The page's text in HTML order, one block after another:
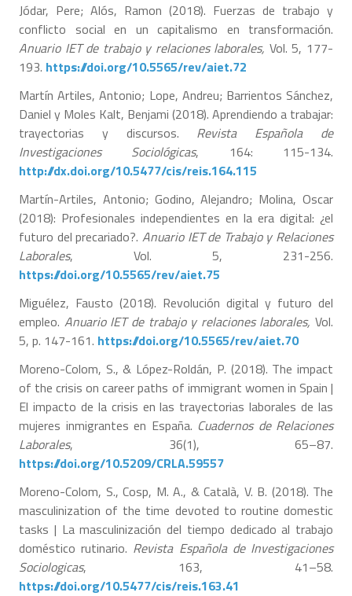
Jódar, Pere; Alós, Ramon (2018). Fuerzas de trabajo y
conflicto social en un capitalismo en transformación.
Anuario IET de trabajo y relaciones laborales, Vol. 5, 177-
193. https://doi.org/10.5565/rev/aiet.72
Martín Artiles, Antonio; Lope, Andreu; Barrientos Sánchez,
Daniel y Moles Kalt, Benjami (2018). Aprendiendo a trabajar:
trayectorias y discursos. Revista Española de
Investigaciones Sociológicas, 164: 115-134.
http://dx.doi.org/10.5477/cis/reis.164.115
Martín-Artiles, Antonio; Godino, Alejandro; Molina, Oscar
(2018): Profesionales independientes en la era digital: ¿el
futuro del precariado?. Anuario IET de Trabajo y Relaciones
Laborales, Vol. 5, 231-256.
https://doi.org/10.5565/rev/aiet.75
Miguélez, Fausto (2018). Revolución digital y futuro del
empleo. Anuario IET de trabajo y relaciones laborales, Vol.
5, p. 147-161. https://doi.org/10.5565/rev/aiet.70
Moreno-Colom, S., & López-Roldán, P. (2018). The impact
of the crisis on career paths of immigrant women in Spain |
El impacto de la crisis en las trayectorias laborales de las
mujeres inmigrantes en España. Cuadernos de Relaciones
Laborales, 36(1), 65–87.
https://doi.org/10.5209/CRLA.59557
Moreno-Colom, S., Cosp, M. A., & Català, V. B. (2018). The
masculinization of the time devoted to routine domestic
tasks | La masculinización del tiempo dedicado al trabajo
doméstico rutinario. Revista Española de Investigaciones
Sociologicas, 163, 41–58.
https://doi.org/10.5477/cis/reis.163.41